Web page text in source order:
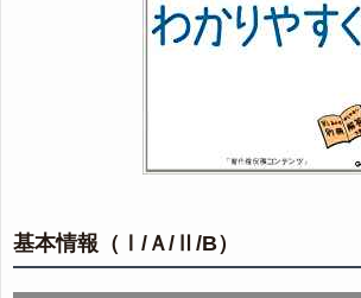
基本情報（Ⅰ/Ａ/Ⅱ/B）